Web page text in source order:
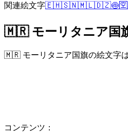
関連絵文字🇪🇭🇸🇳🇲🇱🇩🇿🍥🈳
🇲🇷 モーリタニア国
🇲🇷 モーリタニア国旗の絵文字は
コンテンツ：